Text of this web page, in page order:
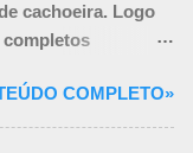
cachoeira. Logo
COMPLETO»